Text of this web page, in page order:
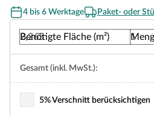
4 bis 6 Werktage
Paket- oder
Benötigte Fläche (m²)
Gesamt (inkl. MwSt.):
5% Verschnitt berücksichtigen